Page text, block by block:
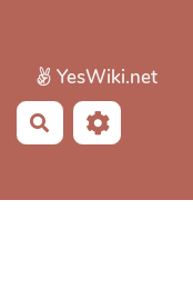
YesWiki.net
Rechercher